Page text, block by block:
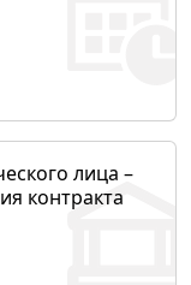
лица –
контракта